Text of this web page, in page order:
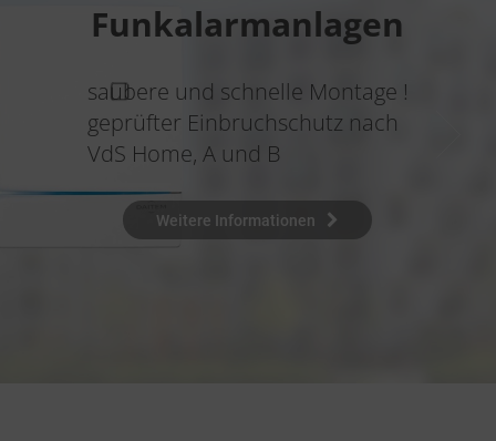
Funkalarmanlagen
saubere und schnelle Montage !
geprüfter Einbruchschutz nach
VdS Home, A und B
Weitere Informationen